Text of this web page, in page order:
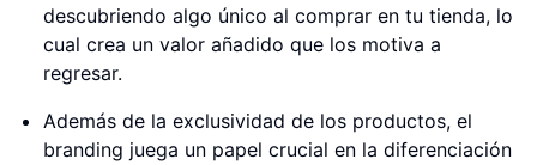
descubriendo algo único al comprar en tu tienda, lo
cual crea un valor añadido que los motiva a
regresar.
Además de la exclusividad de los productos, el
branding juega un papel crucial en la diferenciación